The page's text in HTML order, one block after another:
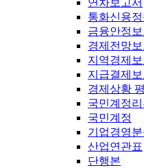
연차보고서
통화신용
금융안정보
경제전망보
지역경제보
지급결제보
경제상황
국민계정
국민계정
기업경영분
산업연관표
단행본